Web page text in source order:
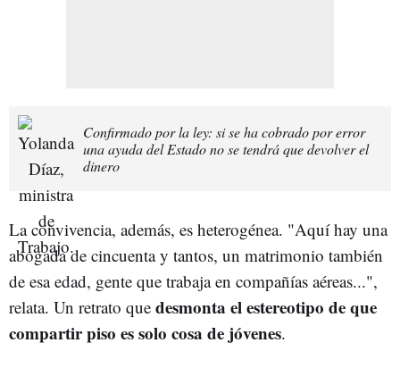
Confirmado por la ley: si se ha cobrado por error
una ayuda del Estado no se tendrá que devolver el
dinero
La convivencia, además, es heterogénea. "Aquí hay una
abogada de cincuenta y tantos, un matrimonio también
de esa edad, gente que trabaja en compañías aéreas...",
relata. Un retrato que desmonta el estereotipo de que
compartir piso es solo cosa de jóvenes.